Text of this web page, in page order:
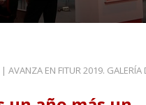
| AVANZA EN FITUR 2019. GALERÍA